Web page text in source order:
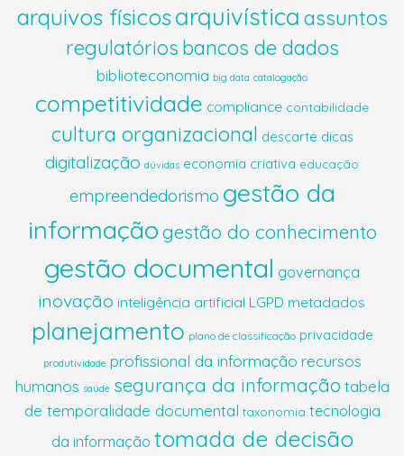
arquivos físicosarquivística assuntos
regulatórios bancos de dados
biblioteconomia big data catalogação
competitividade compliance contabilidade
cultura organizacional descarte dicas
digitalização dúvidas economia criativa educação
empreendedorismo gestão da
informaçãogestão do conhecimento
gestão documental governança
inovação inteligência artificial LGPD metadados
planejamento plano de classificação privacidade
produtividade profissional da informação recursos
humanos saúde segurança da informação tabela
de temporalidade documental taxonomia tecnologia
da informação tomada de decisão